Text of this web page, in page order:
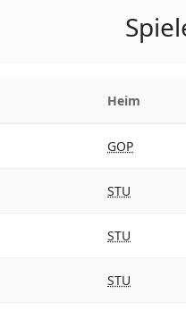
Heim
GOP
STU
STU
STU